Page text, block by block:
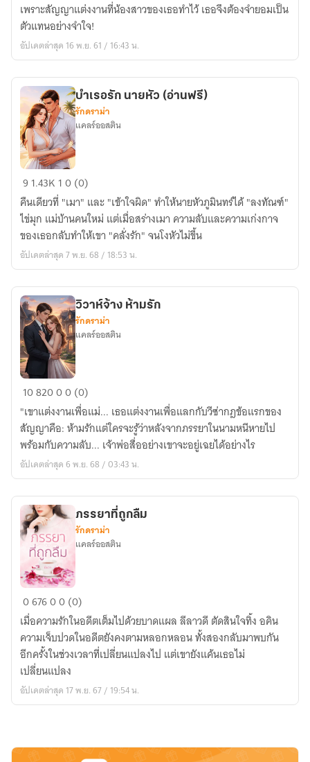
สลับ
ตัว
(จบ
เพราะสัญญาแต่งงานที่น้องสาวของเธอทำไว้ เธอจึงต้องจำยอมเป็น
ตัวแทนอย่างจำใจ!
อัปเดตล่าสุด 16 พ.ย. 61 / 16:43 น.
บำเรอ
รัก
นาย
หัว
(อ่าน
ฟรี)
บำเรอรัก นายหัว (อ่านฟรี)
รักดราม่า
แคลร์ออสติน
9 1.43K 10 (0)
คืนเดียวที่ "เมา" และ "เข้าใจผิด" ทำให้นายหัวภูมินทร์ได้ "ลงทัณฑ์"
ไข่มุก แม่บ้านคนใหม่ แต่เมื่อสร่างเมา ความลับและความเก่งกาจ
ของเธอกลับทำให้เขา "คลั่งรัก" จนโงหัวไม่ขึ้น
อัปเดตล่าสุด 7 พ.ย. 68 / 18:53 น.
วิวาห์
ห้าม
รัก
วิวาห์จ้าง ห้ามรัก
รักดราม่า
แคลร์ออสติน
1082000 (0)
"เขาแต่งงานเพื่อแม่... เธอแต่งงานเพื่อแลกกับวีซ่ากฎข้อแรกของ
สัญญาคือ: ห้ามรักแต่ใครจะรู้ว่าหลังจากภรรยาในนามหนีหายไป
พร้อมกับความลับ... เจ้าพ่อสื่ออย่างเขาจะอยู่เฉยได้อย่างไร
อัปเดตล่าสุด 6 พ.ย. 68 / 03:43 น.
ภรรยา
ที่
ถูก
ลืม
ภรรยาที่ถูกลืม
รักดราม่า
แคลร์ออสติน
067600 (0)
เมื่อความรักในอดีตเต็มไปด้วยบาดแผล ลีลาวดี ตัดสินใจทิ้ง อคิน
ความเจ็บปวดในอดีตยังคงตามหลอกหลอน ทั้งสองกลับมาพบกัน
อีกครั้งในช่วงเวลาที่เปลี่ยนแปลงไป แต่เขายังแค้นเธอไม่
เปลี่ยนแปลง
อัปเดตล่าสุด 17 พ.ย. 67 / 19:54 น.